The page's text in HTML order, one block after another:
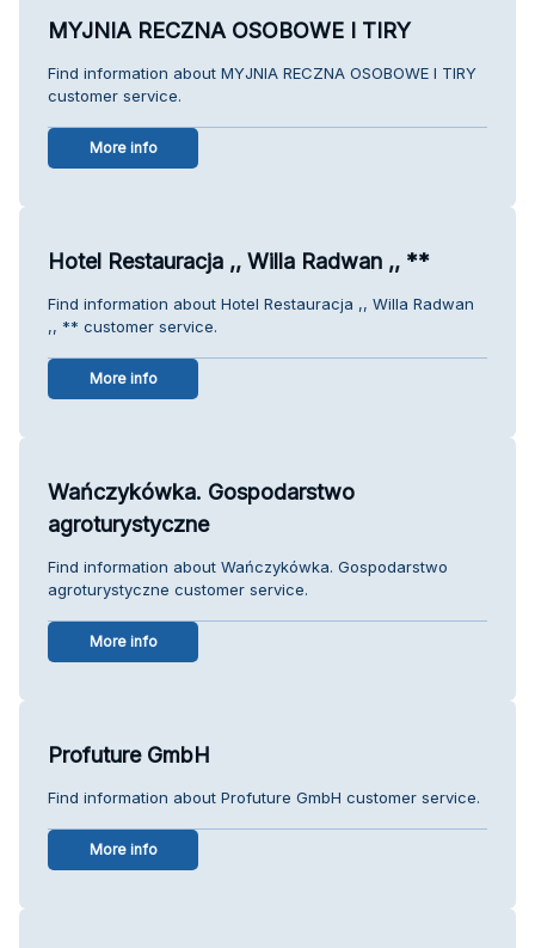
MYJNIA RECZNA OSOBOWE I TIRY
Find information about MYJNIA RECZNA OSOBOWE I TIRY
customer service.
More info
Hotel Restauracja ,, Willa Radwan ,, **
Find information about Hotel Restauracja ,, Willa Radwan
,, ** customer service.
More info
Wańczykówka. Gospodarstwo
agroturystyczne
Find information about Wańczykówka. Gospodarstwo
agroturystyczne customer service.
More info
Profuture GmbH
Find information about Profuture GmbH customer service.
More info